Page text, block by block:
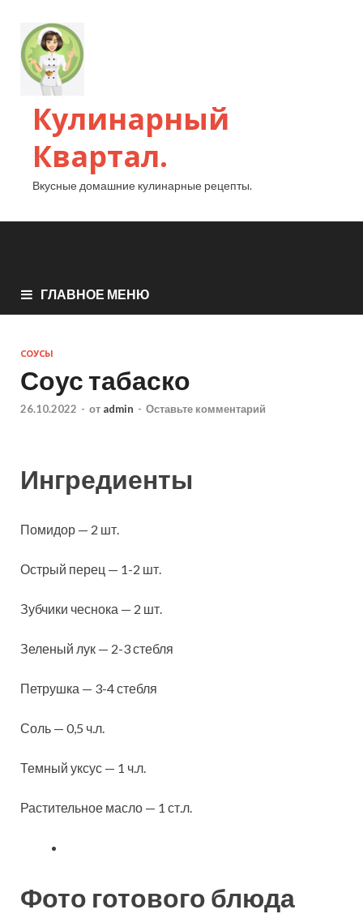
Кулинарный
Квартал.
Вкусные домашние кулинарные рецепты.
ГЛАВНОЕ МЕНЮ
СОУСЫ
Соус табаско
26.10.2022 - от admin - Оставьте комментарий
Ингредиенты
Помидор — 2 шт.
Острый перец — 1-2 шт.
Зубчики чеснока — 2 шт.
Зеленый лук — 2-3 стебля
Петрушка — 3-4 стебля
Соль — 0,5 ч.л.
Темный уксус — 1 ч.л.
Растительное масло — 1 ст.л.
Фото готового блюда